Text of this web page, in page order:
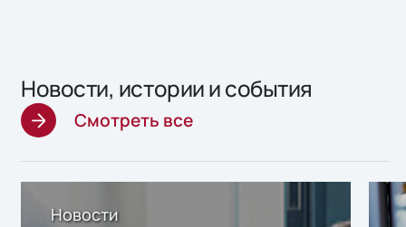
Новости, истории и события
Смотреть все
Новости